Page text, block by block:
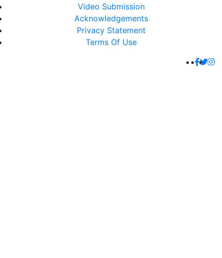
Video Submission
Acknowledgements
Privacy Statement
Terms Of Use